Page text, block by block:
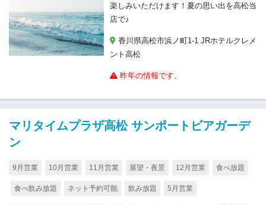
楽しみいただけます！夏の思い出を高松当
店で♪
香川県高松市浜ノ町1-1 JRホテルクレメ
ント高松
昨年の情報です。
マリタイムプラザ高松 サンポートビアガーデ
ン
9月営業 10月営業 11月営業 展望・夜景 12月営業 食べ放題
食べ飲み放題 ネット予約可能 飲み放題 5月営業